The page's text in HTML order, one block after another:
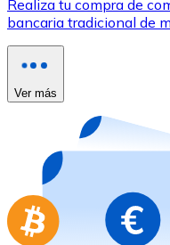
Utiliza tarjetas Visa
Comprar con tarjeta
Compra tarjetas
Ir a la tienda de
Realiza tu compra de
bancaria tradicional de
Ver más